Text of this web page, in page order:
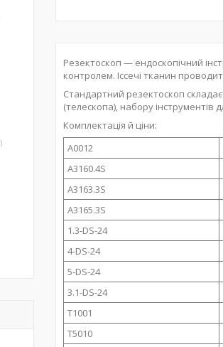
Резектоскоп — ендоскопічний
контролем. Іссечі тканин
Стандартний резектоскоп
(телескопа), набору інструментів
Комплектація й ціни:
A0012
A3160.4S
A3163.3S
A3165.3S
1.3-DS-24
4-DS-24
5-DS-24
3.1-DS-24
T1001
T5010